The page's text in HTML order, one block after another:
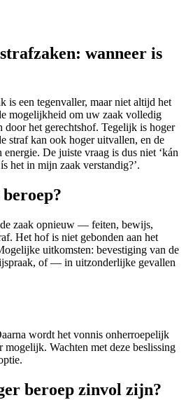
wanneer is
is een tegenvaller, maar niet altijd het
mogelijkheid om uw zaak volledig
door het gerechtshof. Tegelijk is hoger
straf kan ook hoger uitvallen, en de
De juiste vraag is dus niet ‘kán
het in mijn zaak verstandig?’.
zaak opnieuw — feiten, bewijs,
Het hof is niet gebonden aan het
uitkomsten: bevestiging van de
of — in uitzonderlijke gevallen
wordt het vonnis onherroepelijk
mogelijk. Wachten met deze beslissing
beroep zinvol zijn?